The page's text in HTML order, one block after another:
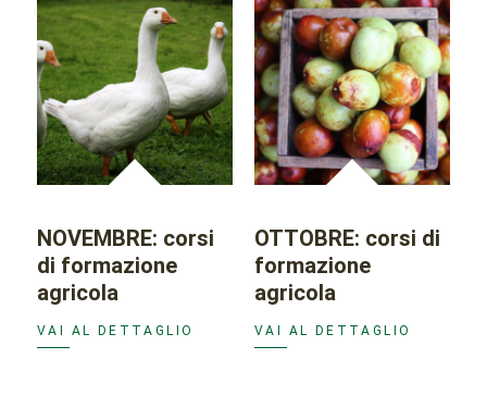
NOVEMBRE: corsi
di formazione
agricola
VAI AL DETTAGLIO
OTTOBRE: corsi di
formazione
agricola
VAI AL DETTAGLIO